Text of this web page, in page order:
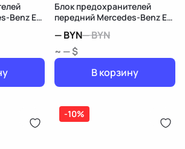
Benz E
Блок предохранителей
передний Mercedes-Benz E
—BYN—BYN
~ — $
В корзину
-10%